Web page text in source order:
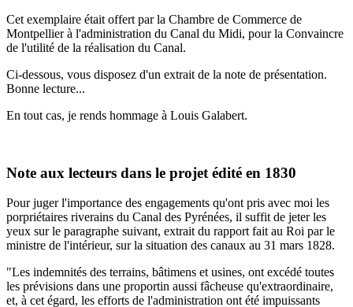
Cet exemplaire était offert par la Chambre de Commerce de
Montpellier à l'administration du Canal du Midi, pour la Convaincre
de l'utilité de la réalisation du Canal.
Ci-dessous, vous disposez d'un extrait de la note de présentation.
Bonne lecture...
En tout cas, je rends hommage à Louis Galabert.
Note aux lecteurs dans le projet édité en 1830
Pour juger l'importance des engagements qu'ont pris avec moi les
porpriétaires riverains du Canal des Pyrénées, il suffit de jeter les
yeux sur le paragraphe suivant, extrait du rapport fait au Roi par le
ministre de l'intérieur, sur la situation des canaux au 31 mars 1828.
"Les indemnités des terrains, bâtimens et usines, ont excédé toutes
les prévisions dans une proportin aussi fâcheuse qu'extraordinaire,
et, à cet égard, les efforts de l'administration ont été impuissants